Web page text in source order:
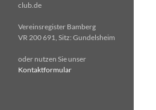
club.de
Vereinsregister Bamberg
VR 200 691, Sitz: Gundelsheim
oder nutzen Sie unser
Kontaktformular